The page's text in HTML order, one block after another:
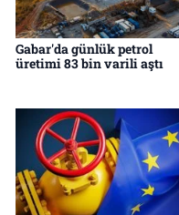
Gabar'da günlük petrol
üretimi 83 bin varili aştı